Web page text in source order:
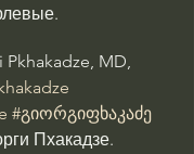
MD,
#გიორგიფხაკაძე
Пхакадзе.